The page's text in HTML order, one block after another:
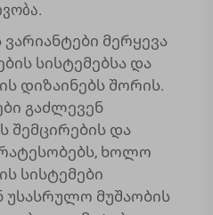
მერყევა
სისტემებსა და
დიზაინებს შორის.
გაძლევენ
შემცირების და
ხოლო
სისტემები
უსასრულო მუშაობის